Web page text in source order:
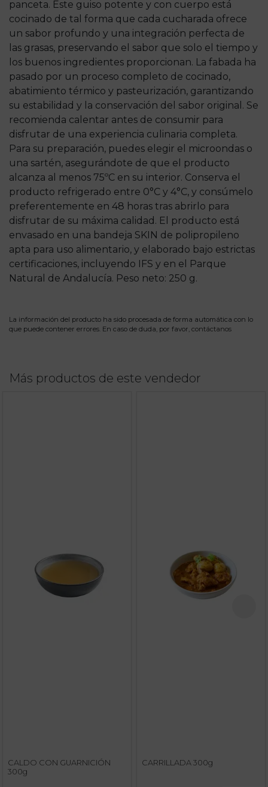
panceta. Este guiso potente y con cuerpo está
cocinado de tal forma que cada cucharada ofrece
un sabor profundo y una integración perfecta de
las grasas, preservando el sabor que solo el tiempo y
los buenos ingredientes proporcionan. La fabada ha
pasado por un proceso completo de cocinado,
abatimiento térmico y pasteurización, garantizando
su estabilidad y la conservación del sabor original. Se
recomienda calentar antes de consumir para
disfrutar de una experiencia culinaria completa.
Para su preparación, puedes elegir el microondas o
una sartén, asegurándote de que el producto
alcanza al menos 75ºC en su interior. Conserva el
producto refrigerado entre 0°C y 4°C, y consúmelo
preferentemente en 48 horas tras abrirlo para
disfrutar de su máxima calidad. El producto está
envasado en una bandeja SKIN de polipropileno
apta para uso alimentario, y elaborado bajo estrictas
certificaciones, incluyendo IFS y en el Parque
Natural de Andalucía. Peso neto: 250 g.
La información del producto ha sido procesada de forma automática con lo
que puede contener errores. En caso de duda, por favor, contáctanos
Más productos de este vendedor
CALDO CON GUARNICIÓN
300g
CARRILLADA 300g